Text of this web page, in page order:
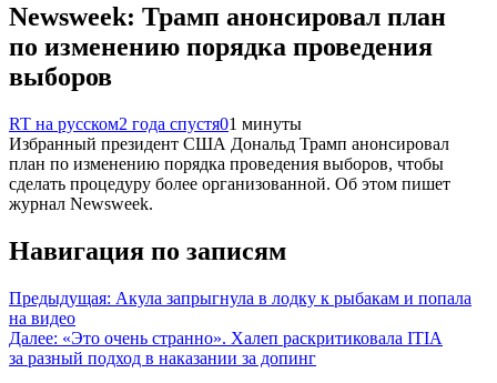
Newsweek: Трамп анонсировал план
по изменению порядка проведения
выборов
RT на русском2 года спустя01 минуты
Избранный президент США Дональд Трамп анонсировал
план по изменению порядка проведения выборов, чтобы
сделать процедуру более организованной. Об этом пишет
журнал Newsweek.
Навигация по записям
Предыдущая: Акула запрыгнула в лодку к рыбакам и попала
на видео
Далее: «Это очень странно». Халеп раскритиковала ITIA
за разный подход в наказании за допинг